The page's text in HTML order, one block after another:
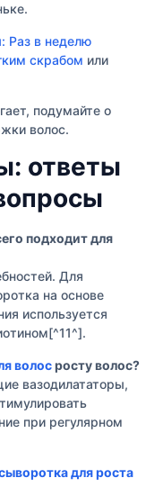
Раз в неделю
скрабом или
подумайте о
волос.
ответы
подходит для
Для
на основе
используется
волосросту волос?
вазодилататоры,
при регулярном
для роста